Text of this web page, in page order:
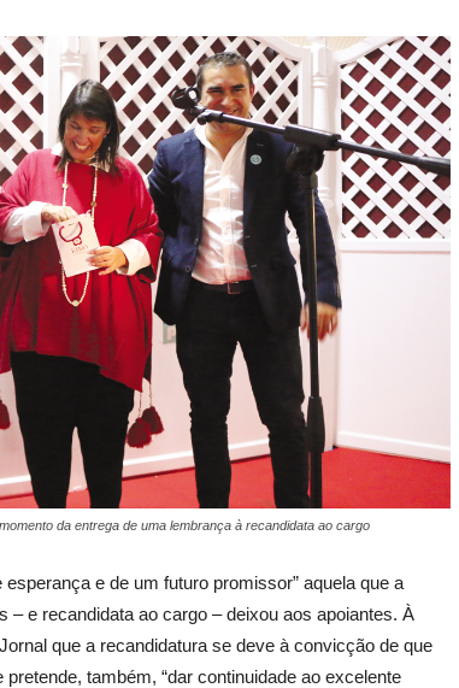
da entrega de uma lembrança à recandidata ao cargo
e de um futuro promissor” aquela que a
e recandidata ao cargo – deixou aos apoiantes. À
que a recandidatura se deve à convicção de que
também, “dar continuidade ao excelente